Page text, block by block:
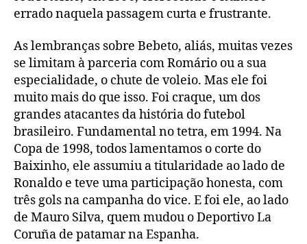
errado naquela passagem curta e frustrante.
As lembranças sobre Bebeto, aliás, muitas vezes
se limitam à parceria com Romário ou a sua
especialidade, o chute de voleio. Mas ele foi
muito mais do que isso. Foi craque, um dos
grandes atacantes da história do futebol
brasileiro. Fundamental no tetra, em 1994. Na
Copa de 1998, todos lamentamos o corte do
Baixinho, ele assumiu a titularidade ao lado de
Ronaldo e teve uma participação honesta, com
três gols na campanha do vice. E foi ele, ao lado
de Mauro Silva, quem mudou o Deportivo La
Coruña de patamar na Espanha.